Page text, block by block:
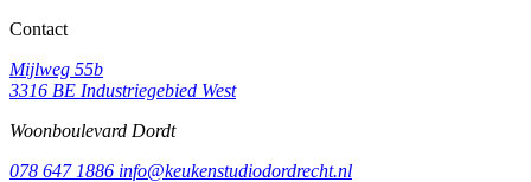
Contact
Mijlweg 55b
3316 BE Industriegebied West
Woonboulevard Dordt
078 647 1886 info@keukenstudiodordrecht.nl